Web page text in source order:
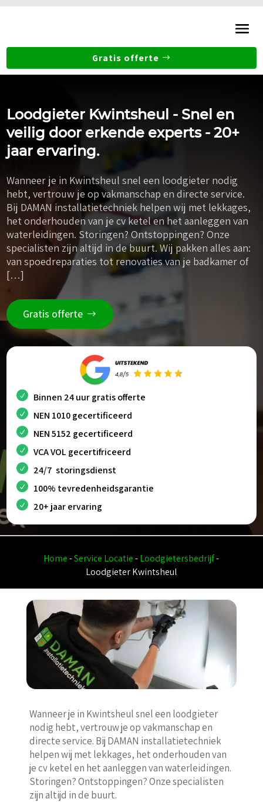
Gratis offerte
Loodgieter Kwintsheul - Snel en
veilig door erkende experts - 20+
jaar ervaring.
Wanneer je in Kwintsheul snel een loodgieter nodig
hebt, vertrouw je op vakmanschap en directe service.
Bij DAMAN installatietechniek helpen wij met lekkages,
het onderhouden van je cv ketel en het aanleggen van
waterleidingen. Storingen? Ontstoppingen? Onze
specialisten zijn altijd in de buurt. Wij pakken alles aan:
van spoedreparaties tot renovaties van je badkamer of
[…]
Gratis offerte
Binnen 24 uur gratis offerte
NEN 1010 gecertificeerd
NEN 5152 gecertificeerd
VCA VOL gecertifriceerd
24/7 storingsdienst
100% tevredenheidsgarantie
20+ jaar ervaring
Home-Service Locatie-Loodgietersbedrijf-
Loodgieter Kwintsheul
Wanneer je in Kwintsheul snel een loodgieter
nodig hebt, vertrouw je op vakmanschap en
directe service. Bij DAMAN installatietechniek
helpen wij met lekkages, het onderhouden van
je cv ketel en het aanleggen van waterleidingen.
Storingen? Ontstoppingen? Onze specialisten
zijn altijd in de buurt.